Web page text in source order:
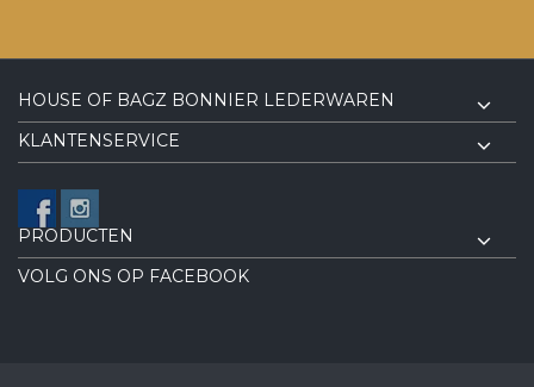
HOUSE OF BAGZ BONNIER LEDERWAREN
KLANTENSERVICE
PRODUCTEN
VOLG ONS OP FACEBOOK